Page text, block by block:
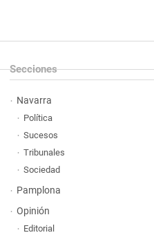
Secciones
Navarra
Política
Sucesos
Tribunales
Sociedad
Pamplona
Opinión
Editorial